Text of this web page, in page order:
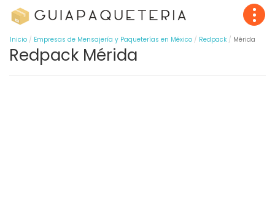
Inicio Empresas de Mensajería y Paqueterías en México Redpack Mérida
Redpack Mérida